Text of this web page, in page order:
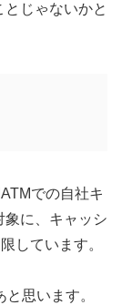
じゃないかと
での自社キ
象に、キャッシ
しています。
思います。